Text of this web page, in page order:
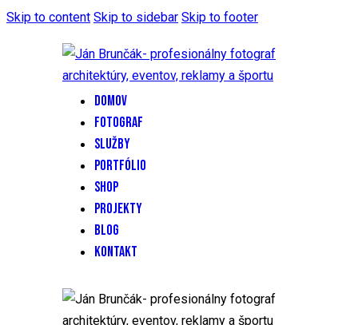
Skip to content Skip to sidebar Skip to footer
DOMOV
FOTOGRAF
SLUŽBY
PORTFÓLIO
SHOP
PROJEKTY
BLOG
KONTAKT